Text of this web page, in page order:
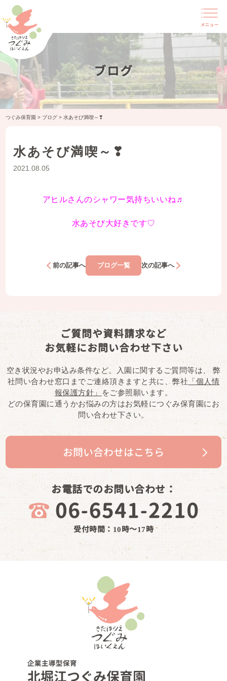
ブログ
つぐみ保育園 > ブログ >水あそび満喫～❣
水あそび満喫～❣
2021.08.05
アヒルさんのシャワー気持ちいいね♬
水あそび大好きです♡
前の記事へ ブログ一覧 次の記事へ
ご質問や資料請求など
お気軽にお問い合わせ下さい
空き状況やお申込み条件など、入園に関するご質問等は、
弊
社問い合わせ窓口までご連絡頂きますと共に、弊社 「個人情
報保護方針」
をご参照願います。
どの保育園に通うかお悩みの方はお気軽につぐみ保育園にお
問い合わせ下さい。
お問い合わせはこちら
お電話でのお問い合わせ：
受付時間：10時～17時